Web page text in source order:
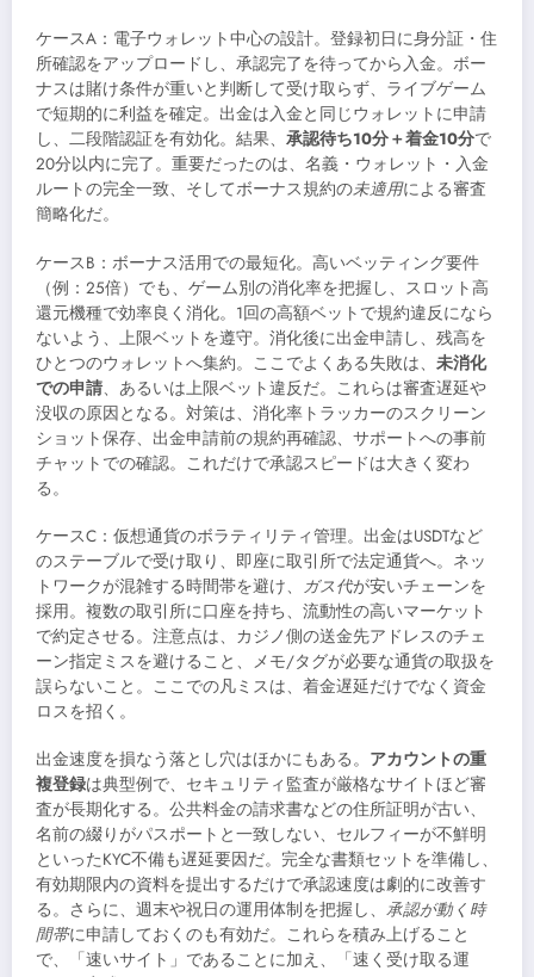
ケースA：電子ウォレット中心の設計。登録初日に身分証・住
所確認をアップロードし、承認完了を待ってから入金。ボー
ナスは賭け条件が重いと判断して受け取らず、ライブゲーム
で短期的に利益を確定。出金は入金と同じウォレットに申請
し、二段階認証を有効化。結果、 承認待ち10分＋着金10分で
20分以内に完了。重要だったのは、名義・ウォレット・入金
ルートの完全一致、そしてボーナス規約の未適用による審査
簡略化だ。
ケースB：ボーナス活用での最短化。高いベッティング要件
（例：25倍）でも、ゲーム別の消化率を把握し、スロット高
還元機種で効率良く消化。1回の高額ベットで規約違反になら
ないよう、上限ベットを遵守。消化後に出金申請し、残高を
ひとつのウォレットへ集約。ここでよくある失敗は、 未消化
での申請、あるいは上限ベット違反だ。これらは審査遅延や
没収の原因となる。対策は、消化率トラッカーのスクリーン
ショット保存、出金申請前の規約再確認、サポートへの事前
チャットでの確認。これだけで承認スピードは大きく変わ
る。
ケースC：仮想通貨のボラティリティ管理。出金はUSDTなど
のステーブルで受け取り、即座に取引所で法定通貨へ。ネッ
トワークが混雑する時間帯を避け、
ガス代が安いチェーンを
採用。複数の取引所に口座を持ち、流動性の高いマーケット
で約定させる。注意点は、カジノ側の送金先アドレスのチェ
ーン指定ミスを避けること、メモ/タグが必要な通貨の取扱を
誤らないこと。ここでの凡ミスは、着金遅延だけでなく資金
ロスを招く。
出金速度を損なう落とし穴はほかにもある。 アカウントの重
複登録は典型例で、セキュリティ監査が厳格なサイトほど審
査が長期化する。公共料金の請求書などの住所証明が古い、
名前の綴りがパスポートと一致しない、セルフィーが不鮮明
といったKYC不備も遅延要因だ。完全な書類セットを準備し、
有効期限内の資料を提出するだけで承認速度は劇的に改善す
る。さらに、週末や祝日の運用体制を把握し、 承認が動く時
間帯に申請しておくのも有効だ。これらを積み上げること
で、「速いサイト」であることに加え、「速く受け取る運